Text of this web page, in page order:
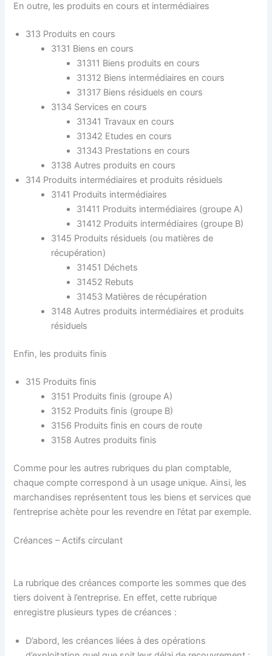
En outre, les produits en cours et intermédiaires
313 Produits en cours
3131 Biens en cours
31311 Biens produits en cours
31312 Biens intermédiaires en cours
31317 Biens résiduels en cours
3134 Services en cours
31341 Travaux en cours
31342 Etudes en cours
31343 Prestations en cours
3138 Autres produits en cours
314 Produits intermédiaires et produits résiduels
3141 Produits intermédiaires
31411 Produits intermédiaires (groupe A)
31412 Produits intermédiaires (groupe B)
3145 Produits résiduels (ou matières de
récupération)
31451 Déchets
31452 Rebuts
31453 Matières de récupération
3148 Autres produits intermédiaires et produits
résiduels
Enfin, les produits finis
315 Produits finis
3151 Produits finis (groupe A)
3152 Produits finis (groupe B)
3156 Produits finis en cours de route
3158 Autres produits finis
Comme pour les autres rubriques du plan comptable,
chaque compte correspond à un usage unique. Ainsi, les
marchandises représentent tous les biens et services que
l’entreprise achète pour les revendre en l’état par exemple.
Créances – Actifs circulant
La rubrique des créances comporte les sommes que des
tiers doivent à l’entreprise. En effet, cette rubrique
enregistre plusieurs types de créances :
D’abord, les créances liées à des opérations